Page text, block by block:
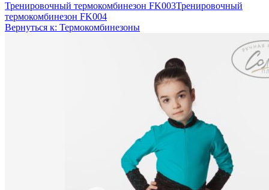
Тренировочный термокомбинезон FK003Тренировочный
термокомбинезон FK004
Вернуться к: Термокомбинезоны